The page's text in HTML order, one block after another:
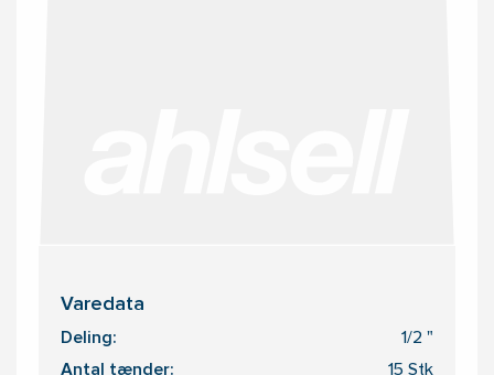
Varedata
Deling: 1/2 "
Antal tænder: 15 Stk